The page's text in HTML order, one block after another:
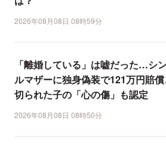
2026年08月08日 08時59分
「離婚している」は嘘だった…シ
ルマザーに独身偽装で121万円賠
切られた子の「心の傷」も認定
2026年08月08日 08時50分